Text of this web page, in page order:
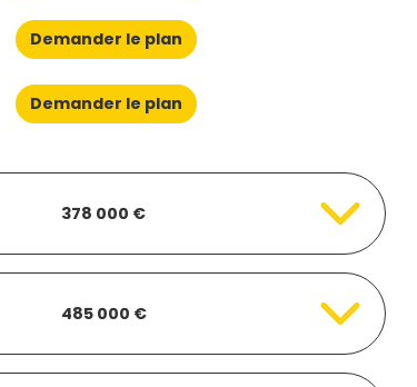
Demander le plan
Demander le plan
378 000 €
485 000 €